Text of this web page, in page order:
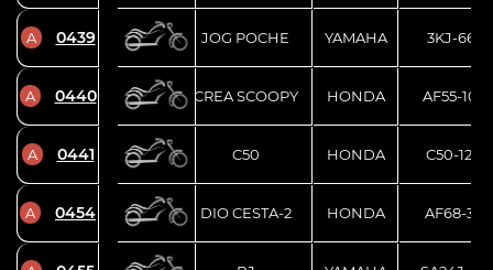
A 0439 JOG POCHE YAMAHA 3KJ-6681
A 0440 CREA SCOOPY HONDA AF55-
A 0441 C50 HONDA C50-1244
A 0454 DIO CESTA-2 HONDA AF68-3211